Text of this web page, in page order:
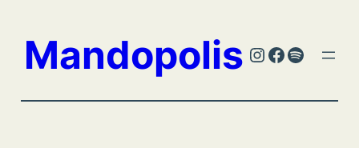
contenu
Mandopolis Instagram
Facebook
Spotify